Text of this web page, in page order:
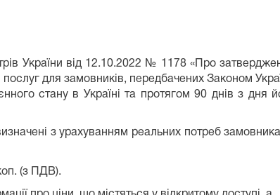
України від 12.10.2022 № 1178 «Про
послуг для замовників, передбачених Законом
стану в Україні та протягом 90 днів з дня
з урахуванням реальних потреб
(з ПДВ).